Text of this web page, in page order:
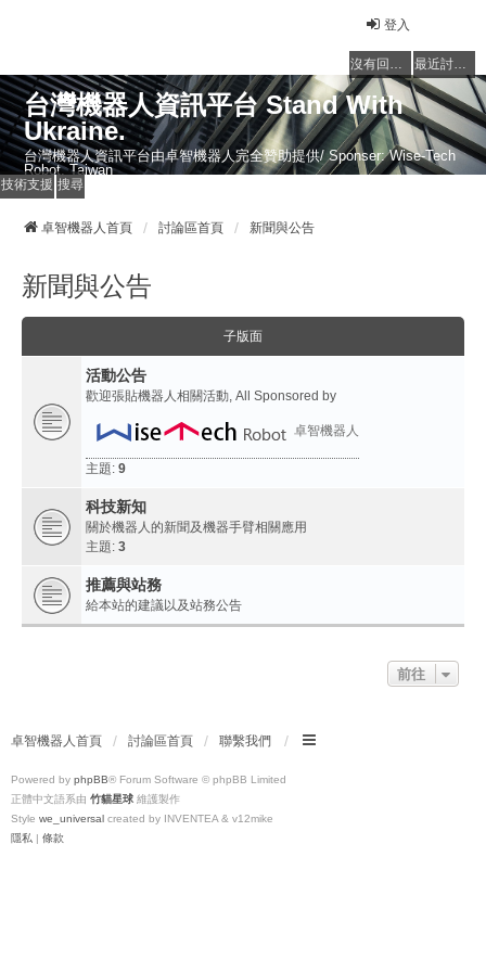
登入
沒有回覆的主題 最近討論的主題
台灣機器人資訊平台 Stand With
Ukraine.
台灣機器人資訊平台由卓智機器人完全贊助提供/ Sponser: Wise-Tech
Robot, Taiwan
技術支援 搜尋
卓智機器人首頁 討論區首頁 新聞與公告
新聞與公告
子版面
活動公告
歡迎張貼機器人相關活動, All Sponsored by
卓智機器人
主題: 9
科技新知
關於機器人的新聞及機器手臂相關應用
主題: 3
推薦與站務
給本站的建議以及站務公告
前往
卓智機器人首頁 討論區首頁 聯繫我們
Powered by phpBB® Forum Software © phpBB Limited
正體中文語系由 竹貓星球 維護製作
Style we_universal created by INVENTEA & v12mike
隱私 | 條款